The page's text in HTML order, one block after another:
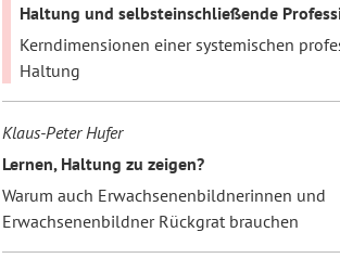
Haltung und selbsteinschließende
Kerndimensionen einer systemischen
Haltung
Klaus-Peter Hufer
Lernen, Haltung zu zeigen?
Warum auch Erwachsenenbildnerinnen und
Erwachsenenbildner Rückgrat brauchen